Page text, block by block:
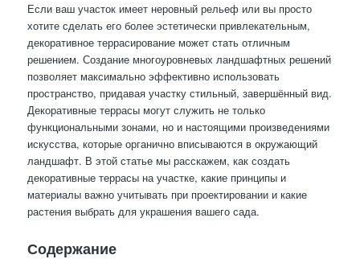
Если ваш участок имеет неровный рельеф или вы просто
хотите сделать его более эстетически привлекательным,
декоративное террасирование может стать отличным
решением. Создание многоуровневых ландшафтных решений
позволяет максимально эффективно использовать
пространство, придавая участку стильный, завершённый вид.
Декоративные террасы могут служить не только
функциональными зонами, но и настоящими произведениями
искусства, которые органично вписываются в окружающий
ландшафт. В этой статье мы расскажем, как создать
декоративные террасы на участке, какие принципы и
материалы важно учитывать при проектировании и какие
растения выбрать для украшения вашего сада.
Содержание